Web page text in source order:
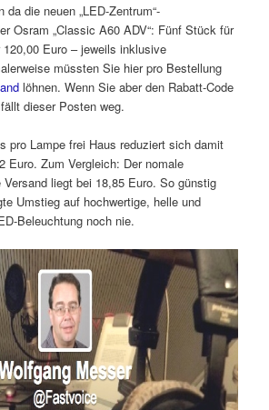
die neuen „LED-Zentrum“-
Osram „Classic A60 ADV“: Fünf Stück für
Euro – jeweils inklusive
müssten Sie hier pro Bestellung
löhnen. Wenn Sie aber den Rabatt-Code
dieser Posten weg.
pro Lampe frei Haus reduziert sich damit
Euro. Zum Vergleich: Der nomale
liegt bei 18,85 Euro. So günstig
Umstieg auf hochwertige, helle und
Beleuchtung noch nie.